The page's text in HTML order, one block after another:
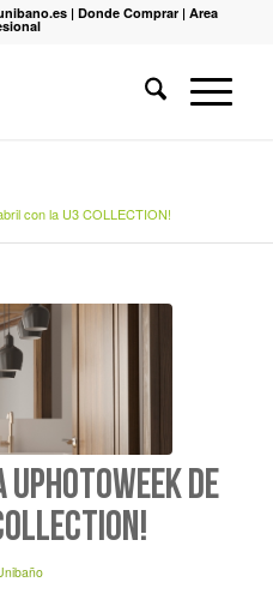
|Donde Comprar |Area
con la U3 COLLECTION!
de